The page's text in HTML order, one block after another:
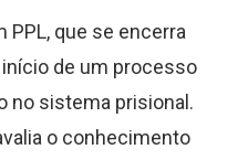
PPL, que se encerra
de um processo
no sistema prisional.
o conhecimento